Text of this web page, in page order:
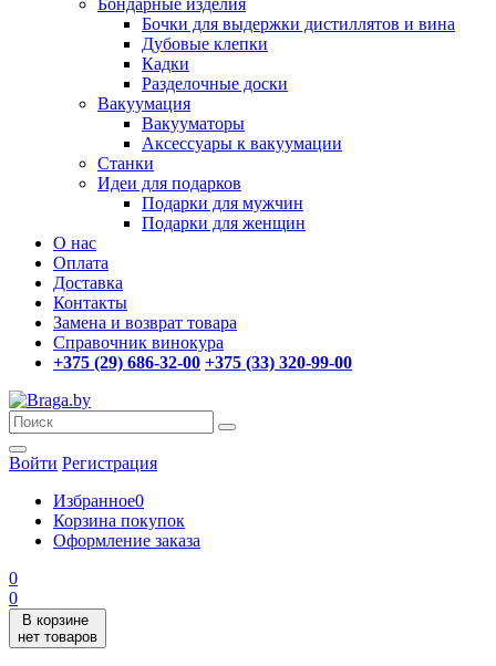
Бондарные изделия
Бочки для выдержки дистиллятов и вина
Дубовые клепки
Кадки
Разделочные доски
Вакуумация
Вакууматоры
Аксессуары к вакуумации
Станки
Идеи для подарков
Подарки для мужчин
Подарки для женщин
О нас
Оплата
Доставка
Контакты
Замена и возврат товара
Справочник винокура
+375 (29) 686-32-00 +375 (33) 320-99-00
Войти Регистрация
Избранное0
Корзина покупок
Оформление заказа
0
0
В корзине
нет товаров